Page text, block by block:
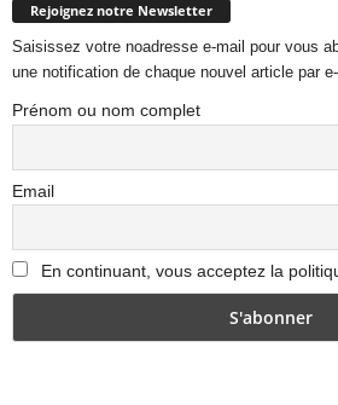
Rejoignez notre Newsletter
Saisissez votre noadresse e-mail pour vous
une notification de chaque nouvel article par
Prénom ou nom complet
Email
En continuant, vous acceptez la